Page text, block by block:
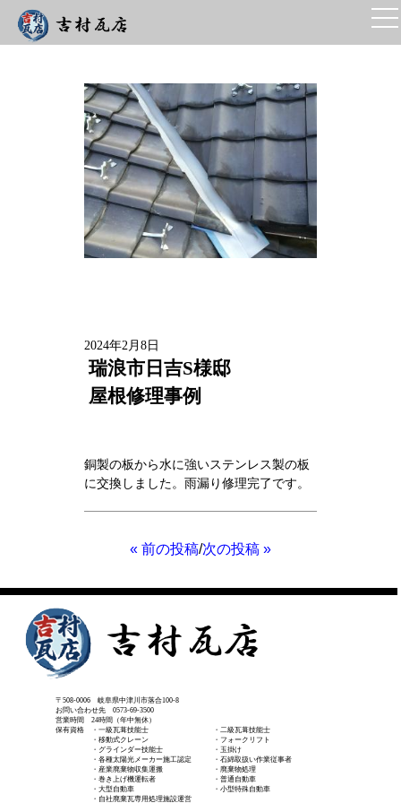
2024年2月8日
瑞浪市日吉S様邸
屋根修理事例
銅製の板から水に強いステンレス製の板
に交換しました。雨漏り修理完了です。
« 前の投稿/次の投稿 »
〒508-0006 岐阜県中津川市落合100-8
お問い合わせ先 0573-69-3500
営業時間 24時間（年中無休）
保有資格 ・一級瓦葺技能士 ・二級瓦葺技能士
・移動式クレーン ・フォークリフト
・グラインダー技能士 ・玉掛け
・各種太陽光メーカー施工認定 ・石綿取扱い作業従事者
・産業廃棄物収集運搬 ・廃棄物処理
・巻き上げ機運転者 ・普通自動車
・大型自動車 ・小型特殊自動車
・自社廃棄瓦専用処理施設運営